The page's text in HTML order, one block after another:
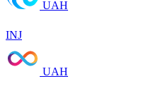
UAH
INJ
UAH